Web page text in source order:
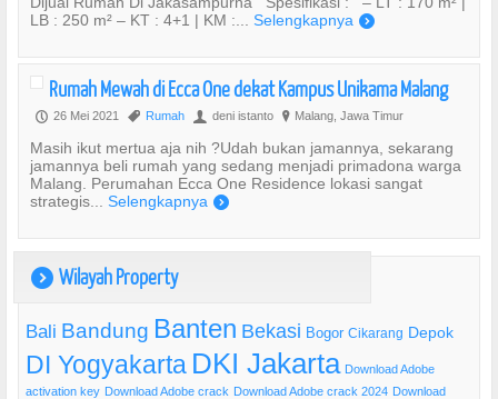
LB : 250 m² – KT : 4+1 | KM :... Selengkapnya )
Rumah Mewah di Ecca One dekat Kampus Unikama Malang
P 26 Mei 2021 , Rumah U deni istanto ? Malang, Jawa Timur
Masih ikut mertua aja nih ?Udah bukan jamannya, sekarang
jamannya beli rumah yang sedang menjadi primadona warga
Malang. Perumahan Ecca One Residence lokasi sangat
strategis... Selengkapnya )
) Wilayah Property
Bali Bandung Banten Bekasi Bogor Cikarang Depok
DI Yogyakarta DKI Jakarta Download Adobe
activation key Download Adobe crack Download Adobe crack 2024 Download